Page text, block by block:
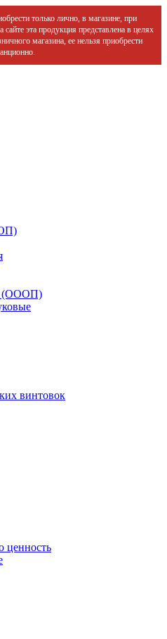
только лично, в магазине, при
эта продукция представлена в целях
магазина, ее нельзя приобрести
(ОООП)
винтовок
ценность